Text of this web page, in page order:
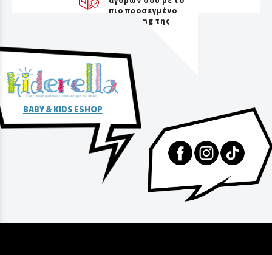
πιο προσεγμένο
packaging της
BABY & KIDS ESHOP